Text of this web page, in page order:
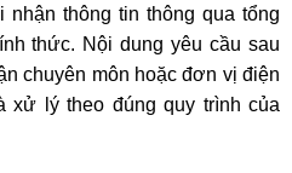
thông tin thông qua tổng
thức. Nội dung yêu cầu sau
chuyên môn hoặc đơn vị điện
xử lý theo đúng quy trình của